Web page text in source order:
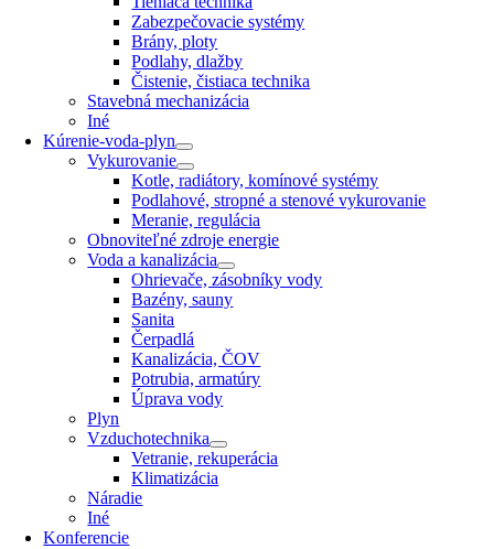
Zabezpečovacie systémy
Brány, ploty
Podlahy, dlažby
Čistenie, čistiaca technika
Stavebná mechanizácia
Iné
Kúrenie-voda-plyn
Vykurovanie
Kotle, radiátory, komínové systémy
Podlahové, stropné a stenové vykurovanie
Meranie, regulácia
Obnoviteľné zdroje energie
Voda a kanalizácia
Ohrievače, zásobníky vody
Bazény, sauny
Sanita
Čerpadlá
Kanalizácia, ČOV
Potrubia, armatúry
Úprava vody
Plyn
Vzduchotechnika
Vetranie, rekuperácia
Klimatizácia
Náradie
Iné
Konferencie